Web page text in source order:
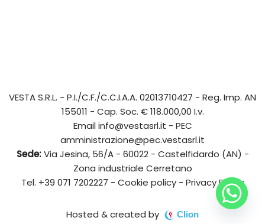
VESTA S.R.L. - P.I./C.F./C.C.I.A.A. 02013710427 - Reg. Imp. AN
155011 - Cap. Soc. € 118.000,00 I.v.
Emailinfo@vestasrl.it - PEC
amministrazione@pec.vestasrl.it
Sede:Via Jesina, 56/A - 60022 - Castelfidardo (AN) -
Zona industriale Cerretano
Tel. +39 071 7202227 - Cookie policy - Privacy Policy
Hosted & created by Clion